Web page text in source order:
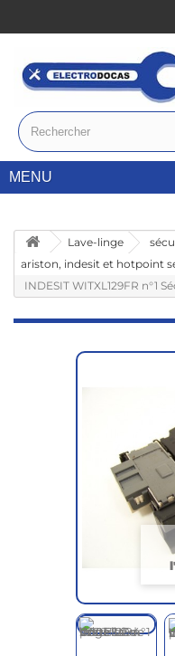
MENU
Lave-linge
ariston, indesit et hotpoint
INDESIT WITXL129FR n°1